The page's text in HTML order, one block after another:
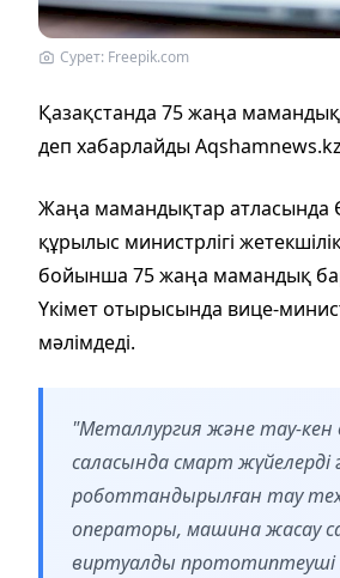
Сурет: Freepik.com
Қазақстанда 75 жаңа
деп хабарлайды Аqshamnews.kz
Жаңа мамандықтар атласында
құрылыс министрлігі
бойынша 75 жаңа мамандық
Үкімет отырысында вице-
мәлімдеді.
"Металлургия және тау-кен
саласында смарт жүйелерді
роботтандырылған тау
операторы, машина жасау
виртуалды